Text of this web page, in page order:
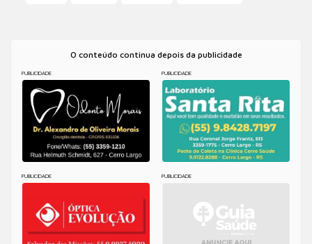
O conteúdo continua depois da publicidade
PUBLICIDADE PUBLICIDADE
PUBLICIDADE PUBLICIDADE